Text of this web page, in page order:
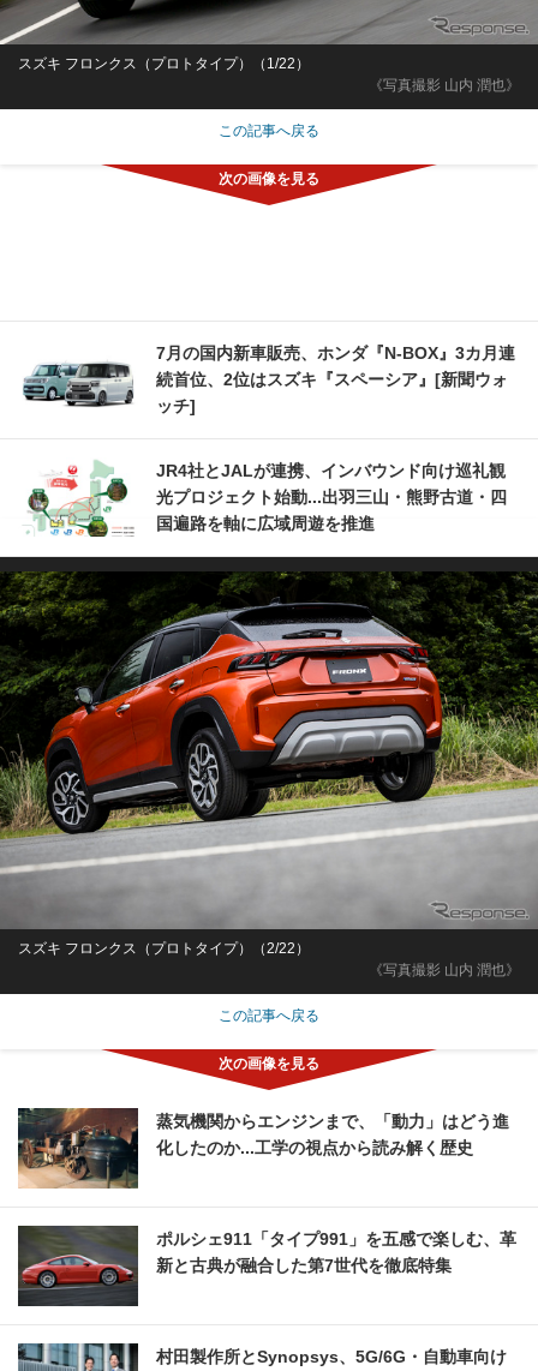
《写真撮影 山内 潤也》
スズキ フロンクス（プロトタイプ）（1/22）
この記事へ戻る
7月の国内新車販売、ホンダ『N-BOX』3カ月連
続首位、2位はスズキ『スペーシア』[新聞ウォ
ッチ]
JR4社とJALが連携、インバウンド向け巡礼観
光プロジェクト始動...出羽三山・熊野古道・四
国遍路を軸に広域周遊を推進
《写真撮影 山内 潤也》
スズキ フロンクス（プロトタイプ）（2/22）
この記事へ戻る
蒸気機関からエンジンまで、「動力」はどう進
化したのか...工学の視点から読み解く歴史
ポルシェ911「タイプ991」を五感で楽しむ、革
新と古典が融合した第7世代を徹底特集
村田製作所とSynopsys、5G/6G・自動車向け